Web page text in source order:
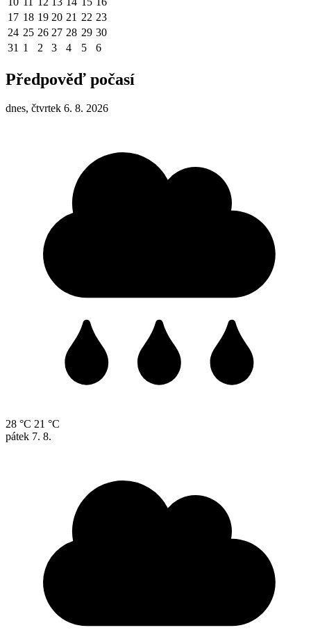
17 18 19 20 21 22 23
24 25 26 27 28 29 30
31 1 2 3 4 5 6
Předpověď počasí
dnes, čtvrtek 6. 8. 2026
28 °C 21 °C
pátek 7. 8.